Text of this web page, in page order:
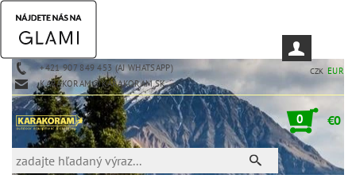
+421 907 849 453 (AJ WHATSAPP)
KARAKORAM@KARAKORAM.SK
CZK EUR
0 €0